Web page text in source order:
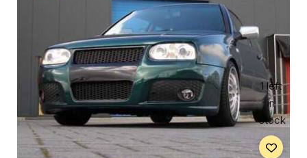
1 left
in
stock